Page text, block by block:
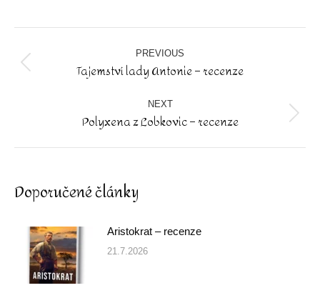
Post
navigation PREVIOUS
Previous
Tajemství lady Antonie – recenze
NEXT
Next
Polyxena z Lobkovic – recenze
Doporučené články
Aristokrat – recenze
21.7.2026